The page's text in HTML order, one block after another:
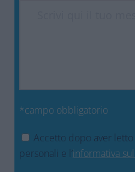
*campo obbligatorio
Accetto dopo aver
personali e l’informativa